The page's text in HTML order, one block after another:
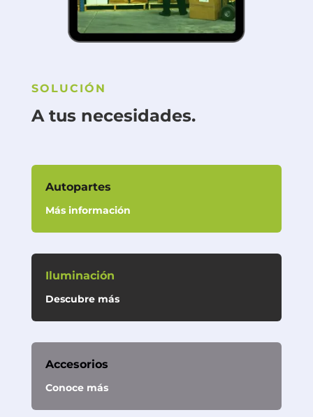
SOLUCIÓN
A tus necesidades.
Autopartes
Más información
Iluminación
Descubre más
Accesorios
Conoce más